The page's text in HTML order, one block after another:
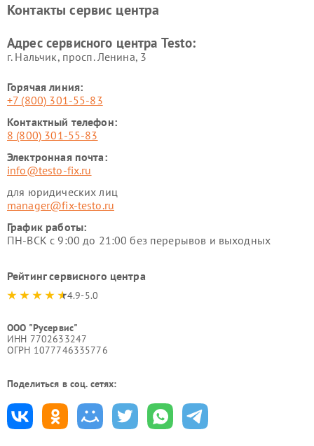
Контакты сервис центра
Адрес сервисного центра Testo:
г. Нальчик, просп. Ленина, 3
Горячая линия:
+7 (800) 301-55-83
Контактный телефон:
8 (800) 301-55-83
Электронная почта:
info@testo-fix.ru
для юридических лиц
manager@fix-testo.ru
График работы:
ПН-ВСК с 9:00 до 21:00 без перерывов и выходных
Рейтинг сервисного центра
4.9-5.0
ООО "Русервис"
ИНН 7702633247
ОГРН 1077746335776
Поделиться в соц. сетях: